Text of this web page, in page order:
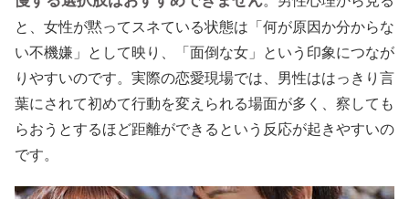
と、女性が黙ってスネている状態は「何が原因か分からな
い不機嫌」として映り、「面倒な女」という印象につなが
りやすいのです。実際の恋愛現場では、男性ははっきり言
葉にされて初めて行動を変えられる場面が多く、察しても
らおうとするほど距離ができるという反応が起きやすいの
です。